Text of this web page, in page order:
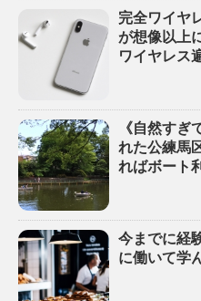
完全ワイヤ
が想像以上
ワイヤレス
《自然すぎ
れた公練馬
ればボート
今までに経
に働いて学